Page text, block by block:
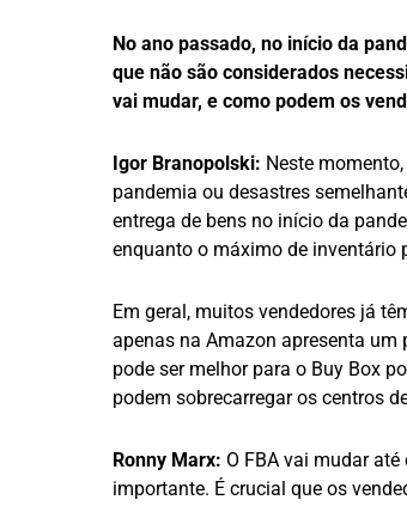
No ano passado, no início da
que não são considerados
vai mudar, e como podem os
Igor Branopolski: Neste
pandemia ou desastres
entrega de bens no início da
enquanto o máximo de inventário
Em geral, muitos vendedores já
apenas na Amazon apresenta
pode ser melhor para o Buy Box
podem sobrecarregar os centros
Ronny Marx: O FBA vai mudar
importante. É crucial que os